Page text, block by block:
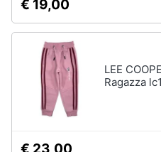
€ 19,00
LEE
Ragazza